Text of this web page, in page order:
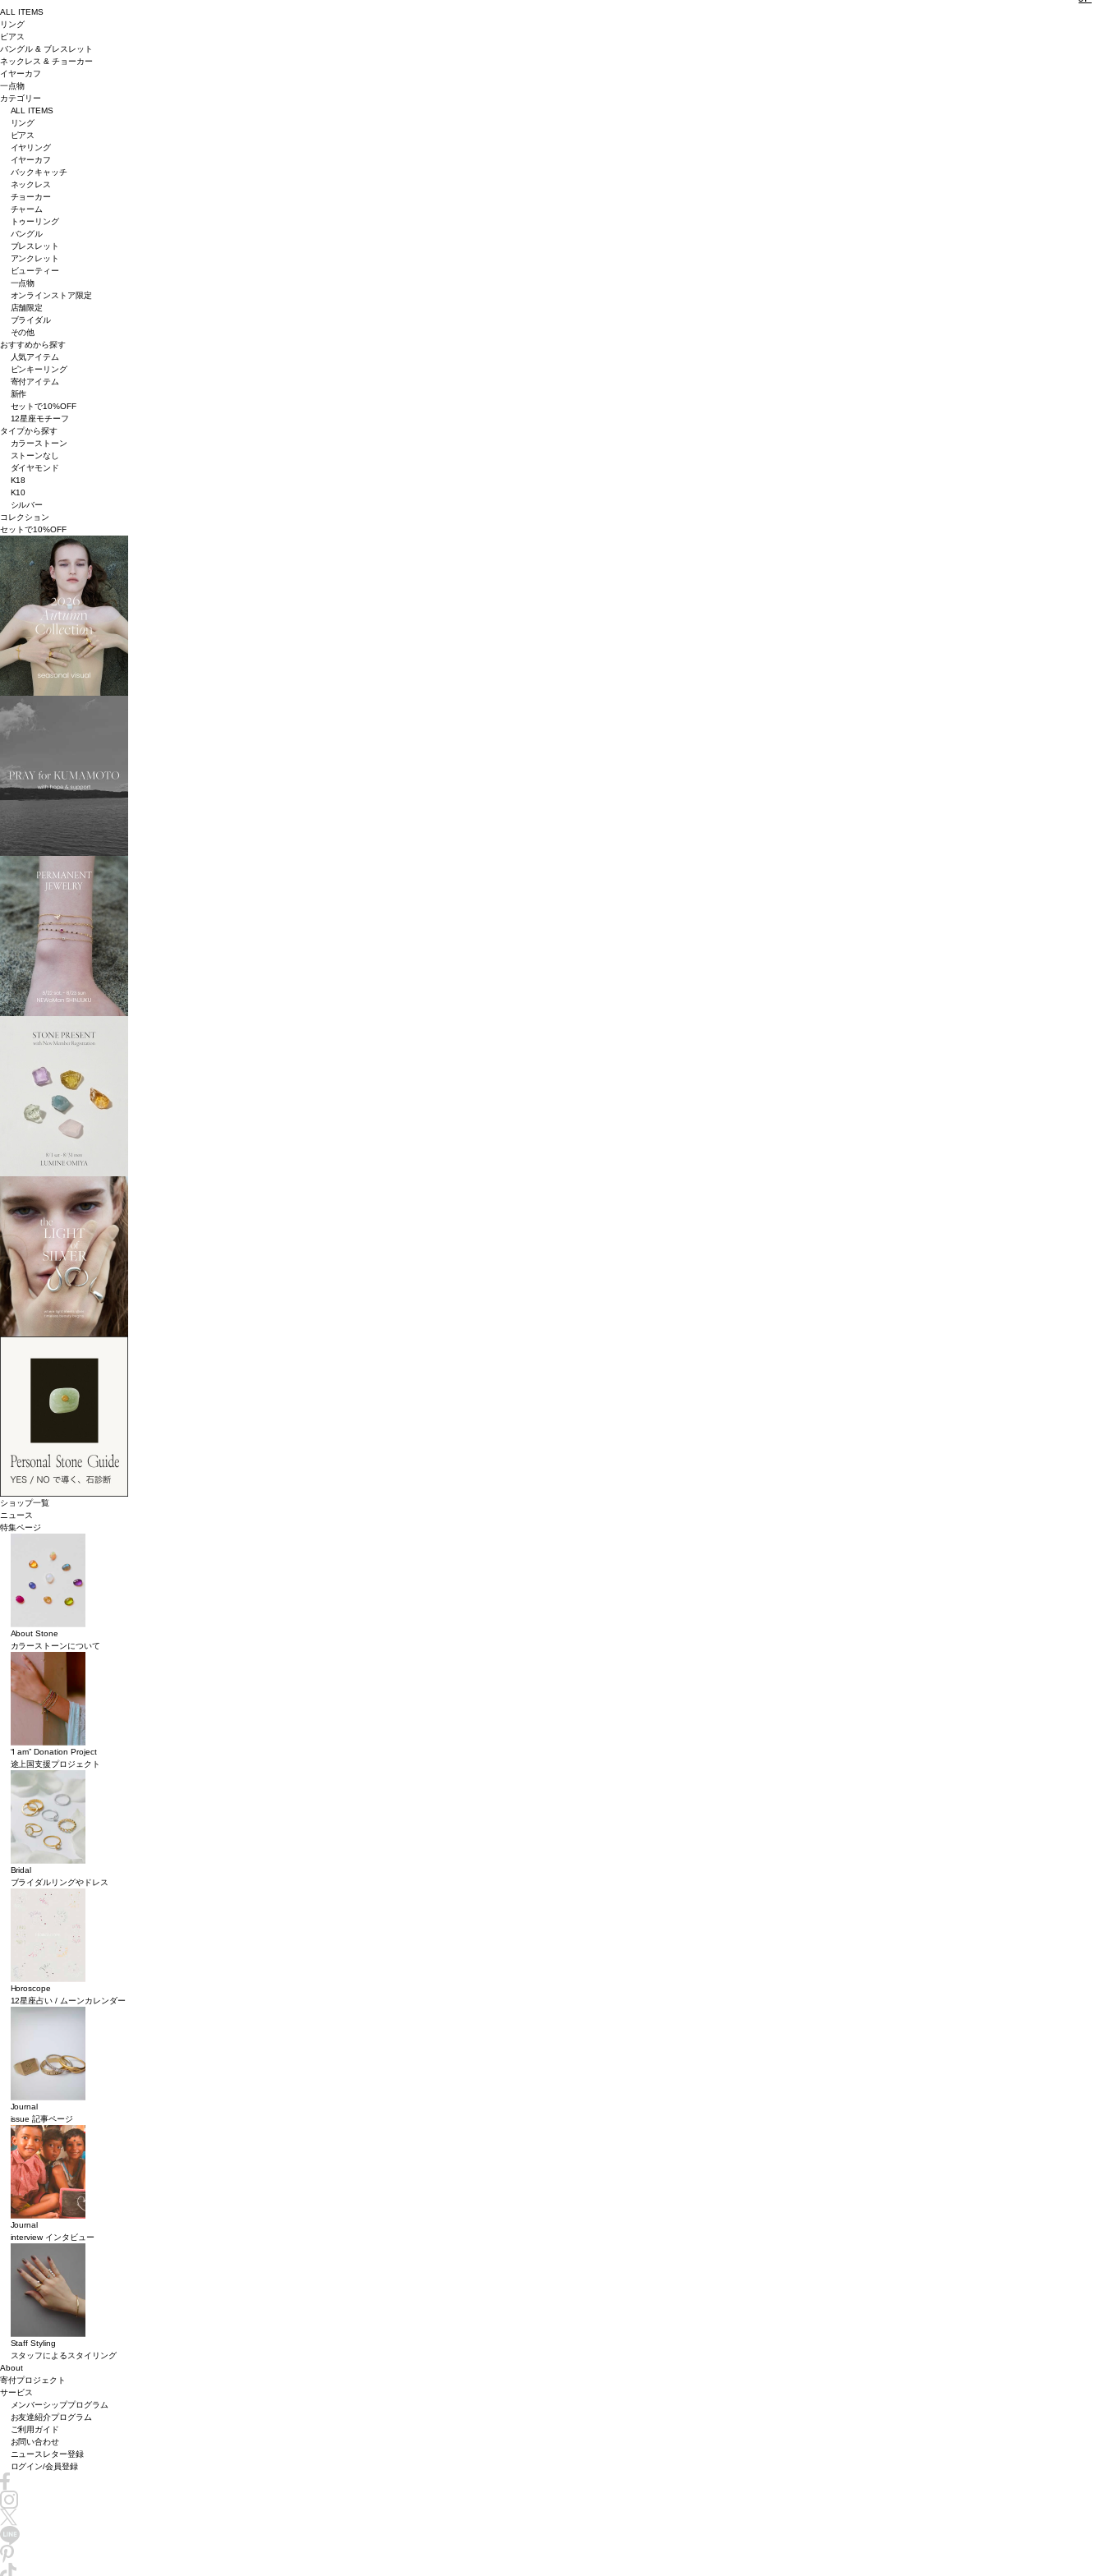
ALL ITEMS
リング
ピアス
バングル & ブレスレット
ネックレス & チョーカー
イヤーカフ
一点物
カテゴリー
ALL ITEMS
リング
ピアス
イヤリング
イヤーカフ
バックキャッチ
ネックレス
チョーカー
チャーム
トゥーリング
バングル
ブレスレット
アンクレット
ビューティー
一点物
オンラインストア限定
店舗限定
ブライダル
その他
おすすめから探す
人気アイテム
ピンキーリング
寄付アイテム
新作
セットで10%OFF
12星座モチーフ
タイプから探す
カラーストーン
ストーンなし
ダイヤモンド
K18
K10
シルバー
コレクション
セットで10%OFF
ショップ一覧
ニュース
特集ページ
About Stone
カラーストーンについて
“I am” Donation Project
途上国支援プロジェクト
Bridal
ブライダルリングやドレス
Horoscope
12星座占い / ムーンカレンダー
Journal
issue 記事ページ
Journal
interview インタビュー
Staff Styling
スタッフによるスタイリング
About
寄付プロジェクト
サービス
メンバーシッププログラム
お友達紹介プログラム
ご利用ガイド
お問い合わせ
ニュースレター登録
ログイン/会員登録